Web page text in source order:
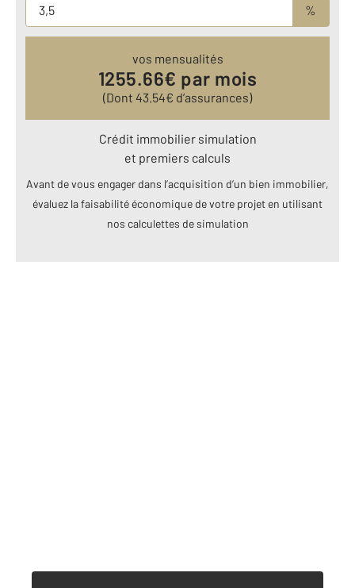
%
vos mensualités
1255.66€ par mois
(Dont 43.54€ d’assurances)
Crédit immobilier simulation
et premiers calculs
Avant de vous engager dans l’acquisition d’un bien immobilier,
évaluez la faisabilité économique de votre projet en utilisant
nos calculettes de simulation